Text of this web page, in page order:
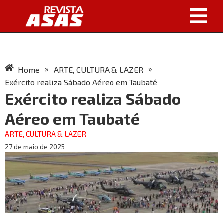
Home » ARTE, CULTURA & LAZER
»
Exército realiza Sábado Aéreo em Taubaté
Exército realiza Sábado
Aéreo em Taubaté
ARTE, CULTURA & LAZER
27 de maio de 2025